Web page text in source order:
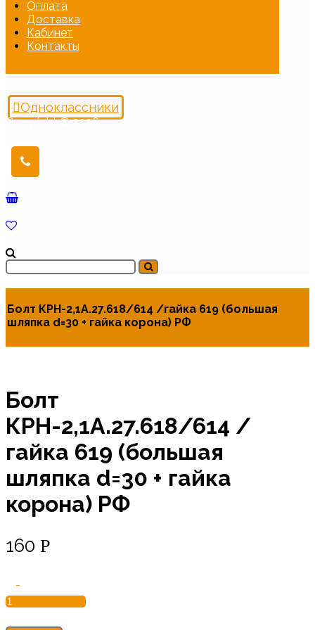
Оплата
Доставка
Кабинет
Контакты
Одноклассники
Copyright © 2026
Болт КРН-2,1А.27.618/614 /гайка 619 (большая
шляпка d=30 + гайка корона) РФ
Болт
КРН-2,1А.27.618/614 /
гайка 619 (большая
шляпка d=30 + гайка
корона) РФ
160 Р
товара
Болт
-